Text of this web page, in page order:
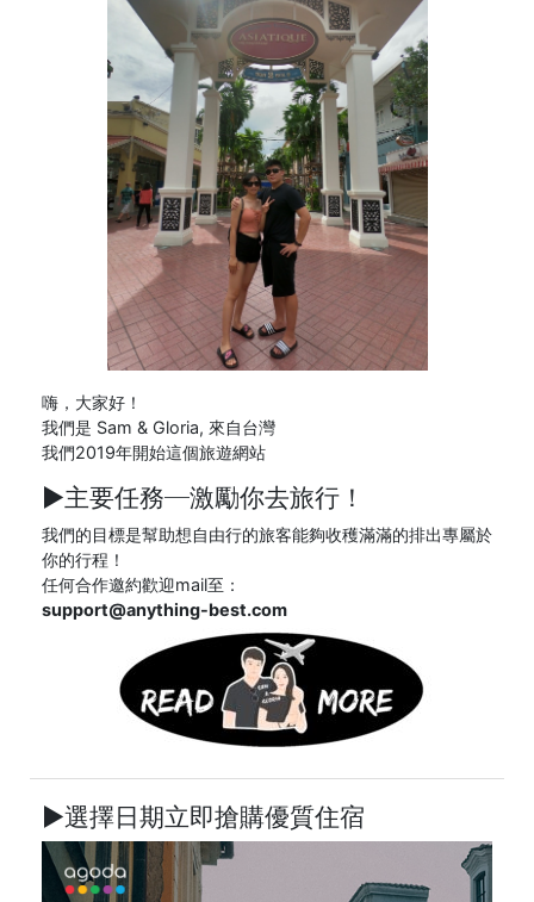
嗨，大家好！
我們是 Sam & Gloria, 來自台灣
我們2019年開始這個旅遊網站
►主要任務─激勵你去旅行！
我們的目標是幫助想自由行的旅客能夠收穫滿滿的排出專屬於
你的行程！
任何合作邀約歡迎mail至：
support@anything-best.com
►選擇日期立即搶購優質住宿